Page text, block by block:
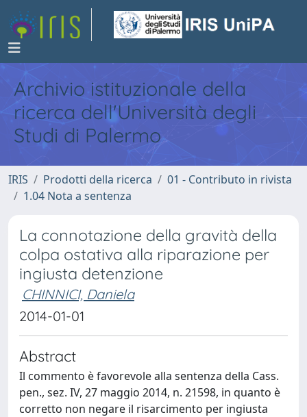
Archivio istituzionale della
ricerca dell'Università degli
Studi di Palermo
IRIS Prodotti della ricerca
01 - Contributo in rivista
1.04 Nota a sentenza
La connotazione della gravità della
colpa ostativa alla riparazione per
ingiusta detenzione
CHINNICI, Daniela
2014-01-01
Abstract
Il commento è favorevole alla sentenza della Cass.
pen., sez. IV, 27 maggio 2014, n. 21598, in quanto è
corretto non negare il risarcimento per ingiusta